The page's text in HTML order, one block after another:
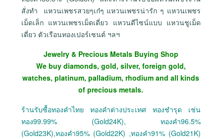
สั่งทำ แหวนเพชรสวยๆเก๋ๆ แหวนเพชรน่ารัก ๆ แหวนเพชร
เม็ดเล็ก แหวนเพชรเม็ดเดี่ยว แหวนดีไซน์แบบ แหวนชูเม็ด
เดี่ยว ตัวเรือนทองเปอร์เซนต์ ฯลฯ
Jewelry & Precious Metals Buying Shop
We buy diamonds, gold, silver, foreign gold,
watches, platinum, palladium, rhodium and all kinds
of precious metals.
ร้านรับซื้อทองคำไทย ทองคำต่างประเทศ ทองชำรุด เช่น
ทอง99.99% (Gold24K), ทองคำ96.5%
(Gold23K),ทองคำ95% (Gold22K) ,ทองคำ91% (Gold21K)